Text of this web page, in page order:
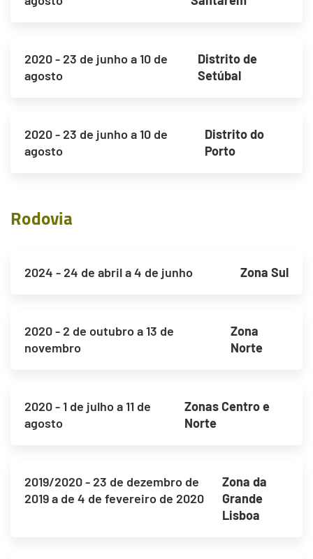
2020 - 23 de junho a 10 de
agosto
Distrito de
Setúbal
2020 - 23 de junho a 10 de
agosto
Distrito do
Porto
Rodovia
2024 - 24 de abril a 4 de junho Zona Sul
2020 - 2 de outubro a 13 de
novembro
Zona
Norte
2020 - 1 de julho a 11 de
agosto
Zonas Centro e
Norte
2019/2020 - 23 de dezembro de
2019 a de 4 de fevereiro de 2020
Zona da
Grande
Lisboa